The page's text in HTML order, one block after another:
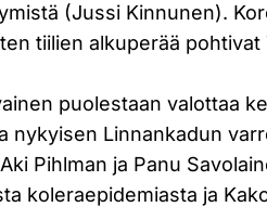
(Jussi Kinnunen).
tiilien alkuperää
puolestaan valottaa
nykyisen Linnankadun
Pihlman ja Panu
koleraepidemiasta ja